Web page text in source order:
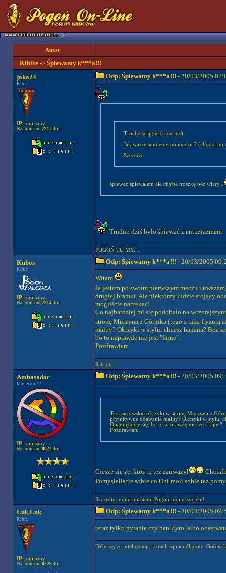
Autor
Kibice-> Śpiewamy k***a!!!
jaka24
Kibic
IP: zapisany
Na forum od 7812dni
Odp: Śpiewamy k***a!!! - 20/03/2005
Troche ściągne (skseruje)
Jak wasze sumienie po meczu ? (chodzi
Szczerze.
śpiewać śpiewałem ale chyba troszkę bez wiary...
Trudno dziś było śpiewać z entuzjazmem
POGOŃ TO MY....
Kubos
Kibic
IP: zapisany
Na forum od 7814dni
Odp: Śpiewamy k***a!!! - 20/03/2005
Witam
Ja jestem po swoim pierwszym meczu i
drugiej bramki. Ale niektórzy ludzie stojący
mogliście narzekać!
Co najbardziej mi się podobało na
stronę Murzyna z Górnika (tego z taką fryzurą
małpy? Okrzyki w stylu: chcesz banana? Bez
bo to naprawdę nie jest "fajne".
Pozdrawiam
Patriota
Ambasador
Moderator**
IP: zapisany
Na forum od 8022dni
Odp: Śpiewamy k***a!!! - 20/03/2005
Te rasistowskie okrzyki w stronę Murzyna z
prymitywne udawanie małpy? Okrzyki w stylu:
Opamiętajcie się, bo to naprawdę nie jest "fajne".
Pozdrawiam
Ciesze sie ze, ktos to tez zauwazyl
Pomysleliscie sobie co Oni moli sobie tez
Szczecin moim miastem, Pogoń moim życiem!
Luk Luk
Kibic
IP: zapisany
Na forum od 8226dni
Odp: Śpiewamy k***a!!! - 20/03/2005
teraz tylko pytanie czy pan Żyro, albo
"Wierzę, że inteligencja i strach są nieodłączne.